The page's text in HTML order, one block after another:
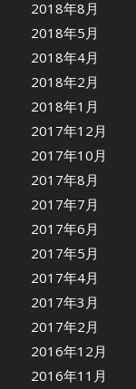
2018年8月
2018年5月
2018年4月
2018年2月
2018年1月
2017年12月
2017年10月
2017年8月
2017年7月
2017年6月
2017年5月
2017年4月
2017年3月
2017年2月
2016年12月
2016年11月